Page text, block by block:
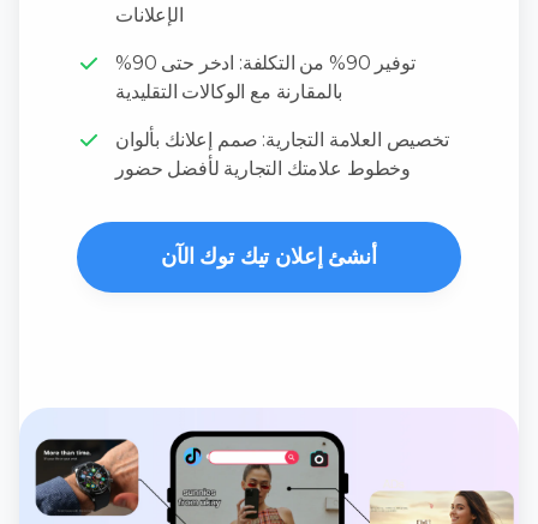
الإعلانات
توفير 90% من التكلفة: ادخر حتى 90%
بالمقارنة مع الوكالات التقليدية
تخصيص العلامة التجارية: صمم إعلانك بألوان
وخطوط علامتك التجارية لأفضل حضور
أنشئ إعلان تيك توك الآن